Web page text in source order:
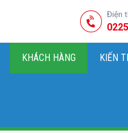
Điện
KHÁCH HÀNG KIẾN